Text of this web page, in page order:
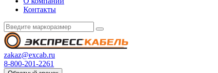
Контакты
zakaz@excab.ru
8-800-201-2261